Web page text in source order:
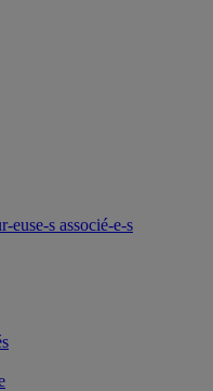
euse-s associé-e-s